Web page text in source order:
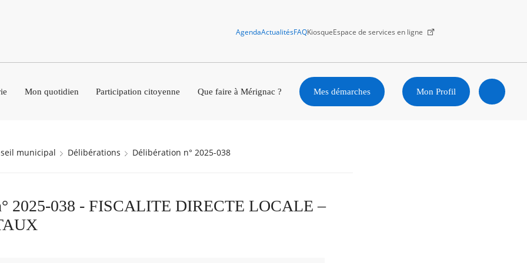
AgendaActualitésFAQKiosqueEspace de services en ligne
Mon quotidien Participation citoyenne Que faire à Mérignac ? Mes démarches Mon Profil
municipal Délibérations Délibération n° 2025-038
2025-038 - FISCALITE DIRECTE LOCALE –